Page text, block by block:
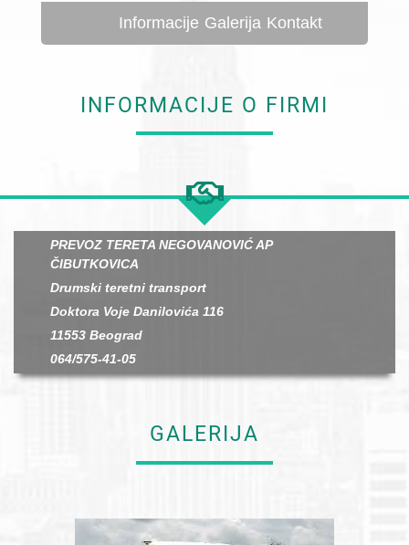
Informacije Galerija Kontakt
INFORMACIJE O FIRMI
PREVOZ TERETA NEGOVANOVIĆ AP
ČIBUTKOVICA
Drumski teretni transport
Doktora Voje Danilovića 116
11553 Beograd
064/575-41-05
GALERIJA